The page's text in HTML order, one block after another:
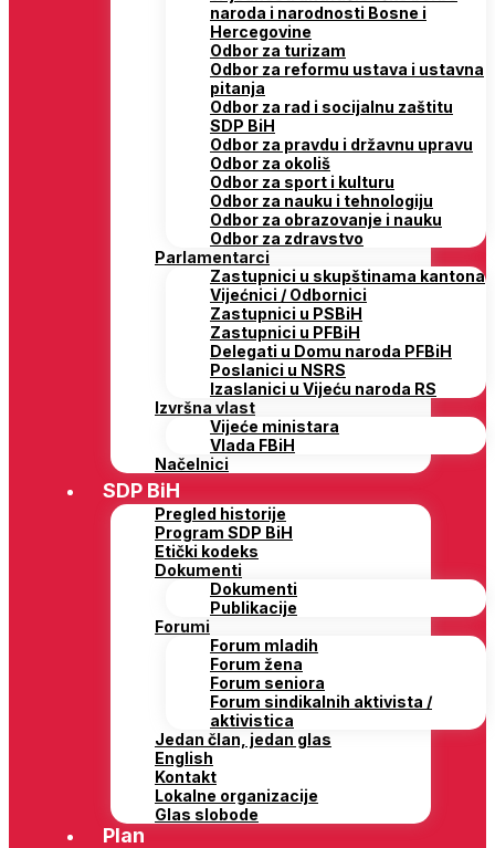
naroda i narodnosti Bosne i
Hercegovine
Odbor za turizam
Odbor za reformu ustava i ustavna
pitanja
Odbor za rad i socijalnu zaštitu
SDP BiH
Odbor za pravdu i državnu upravu
Odbor za okoliš
Odbor za sport i kulturu
Odbor za nauku i tehnologiju
Odbor za obrazovanje i nauku
Odbor za zdravstvo
Parlamentarci
Zastupnici u skupštinama kantona
Vijećnici / Odbornici
Zastupnici u PSBiH
Zastupnici u PFBiH
Delegati u Domu naroda PFBiH
Poslanici u NSRS
Izaslanici u Vijeću naroda RS
Izvršna vlast
Vijeće ministara
Vlada FBiH
Načelnici
SDP BiH
Pregled historije
Program SDP BiH
Etički kodeks
Dokumenti
Dokumenti
Publikacije
Forumi
Forum mladih
Forum žena
Forum seniora
Forum sindikalnih aktivista /
aktivistica
Jedan član, jedan glas
English
Kontakt
Lokalne organizacije
Glas slobode
Plan